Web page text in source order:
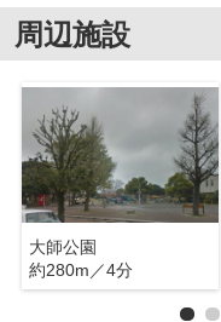
周辺施設
大師公園
約280m／4分